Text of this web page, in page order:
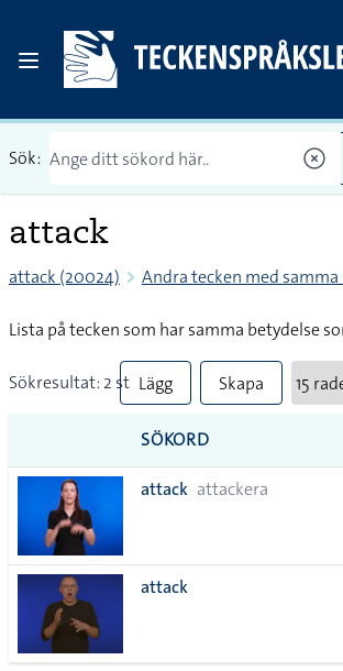
Sök:
attack
attack (20024) Andra tecken med
Lista på tecken som har samma betydelse
Sökresultat: 2 st Lägg
till
alla i
Skapa
SÖKORD
attack attackera
attack